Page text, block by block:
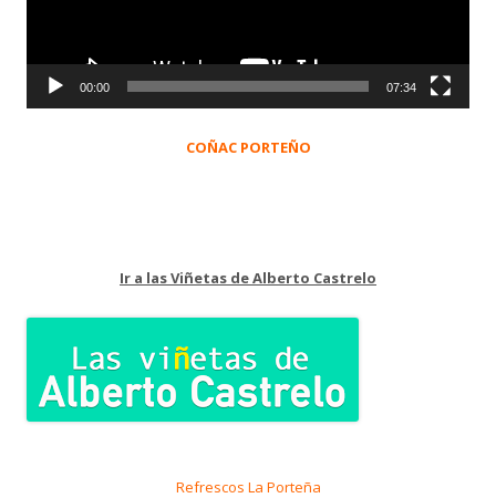
00:00 07:34
COÑAC PORTEÑO
Ir a las Viñetas de Alberto Castrelo
Refrescos La Porteña